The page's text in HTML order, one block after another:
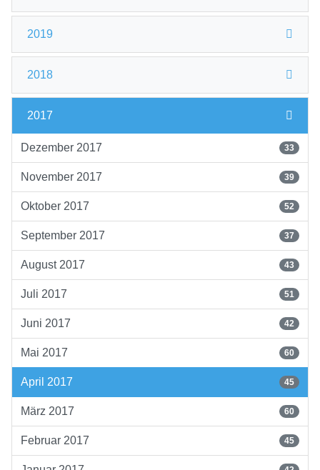
2019
2018
2017
Dezember 2017 33
November 2017 39
Oktober 2017 52
September 2017 37
August 2017 43
Juli 2017 51
Juni 2017 42
Mai 2017 60
April 2017 45
März 2017 60
Februar 2017 45